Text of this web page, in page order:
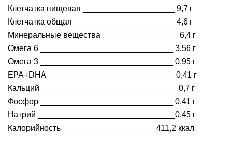
Клетчатка пищевая ____________________ 9,7 г
Клетчатка общая ______________________ 4,6 г
Минеральные вещества ________________ 6,4 г
Омега 6 _____________________________ 3,56 г
Омега 3 _____________________________ 0,95 г
EPA+DHA ____________________________0,41 г
Кальций ______________________________0,7 г
Фосфор _____________________________ 0,41 г
Натрий ______________________________0,45 г
Калорийность ____________________ 411,2 ккал